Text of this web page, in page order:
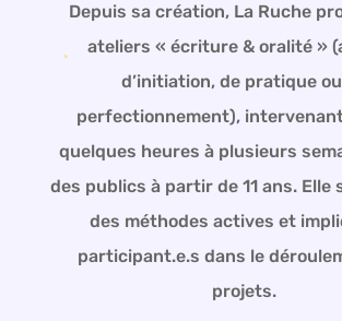
Depuis sa création, La Ruche
ateliers « écriture & oralité »
d’initiation, de pratique
perfectionnement),
quelques heures à plusieurs
des publics à partir de 11 ans. Elle
des méthodes actives et
participant.e.s dans le
projets.